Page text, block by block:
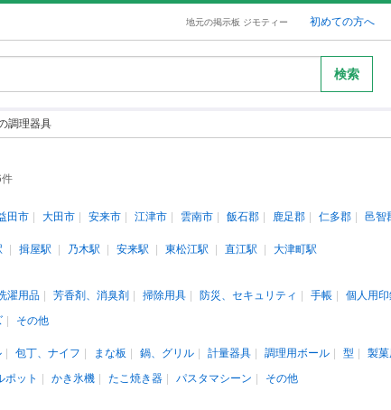
地元の掲示板 ジモティー 初めての方へ
検索
調理器具
田市 大田市 安来市 江津市 雲南市 飯石郡 鹿足郡 仁多郡 邑智
揖屋駅 乃木駅 安来駅 東松江駅 直江駅
大津町駅
濯用品 芳香剤、消臭剤 掃除用具 防災、セキュリティ 手帳 個人用
その他
包丁、ナイフ まな板 鍋、グリル 計量器具 調理用ボール 型 製
ポット かき氷機 たこ焼き器 パスタマシーン その他